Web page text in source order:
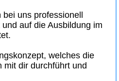
uns professionell
auf die Ausbildung im
welches die
mit dir durchführt und